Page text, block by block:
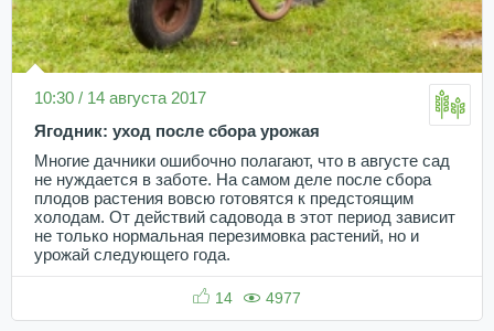
10:30 / 14 августа 2017
Ягодник: уход после сбора урожая
Многие дачники ошибочно полагают, что в августе сад
не нуждается в заботе. На самом деле после сбора
плодов растения вовсю готовятся к предстоящим
холодам. От действий садовода в этот период зависит
не только нормальная перезимовка растений, но и
урожай следующего года.
14 4977